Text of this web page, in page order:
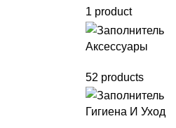
1 product
Аксессуары
52 products
Гигиена И Уход